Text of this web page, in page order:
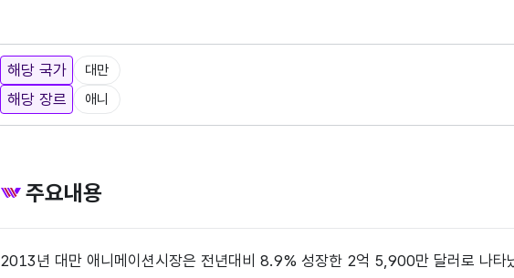
해당 국가 대만
해당 장르 애니
주요내용
2013년 대만 애니메이션시장은 전년대비 8.9% 성장한 2억 5,900만 달러로 나타